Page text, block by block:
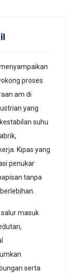
proses
am di
yang
suhu
Kipas yang
penukar
tanpa
masuk
serta